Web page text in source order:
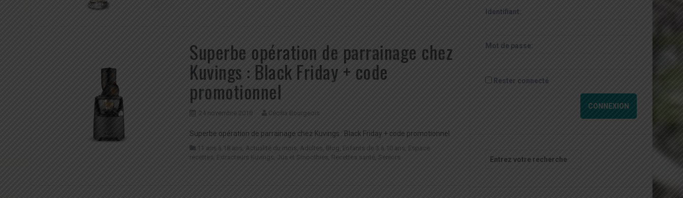
Superbe opération de parrainage chez
Kuvings : Black Friday + code
promotionnel
24 novembre 2018 Cécilia Bourgeois
Superbe opération de parrainage chez Kuvings : Black Friday + code promotionnel
11 ans à 18 ans, Actualité du mois , Adultes, Blog Enfants de 3 à 10 ans, Espace
recettes Extracteurs Kuvings, Jus et Smoothies , Recettes santé, Seniors
Identifiant:
Mot de passe:
Rester connecté
CONNEXION
Recherche
pour